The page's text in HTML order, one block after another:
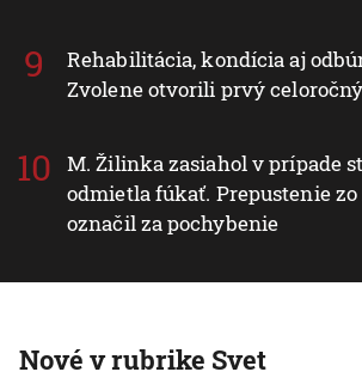
Rehabilitácia, kondícia aj
Zvolene otvorili prvý
M. Žilinka zasiahol v prípade
odmietla fúkať. Prepustenie
označil za pochybenie
Nové v rubrike Svet